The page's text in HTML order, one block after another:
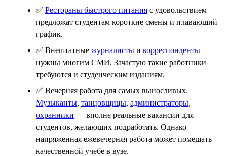
✅ Рестораны быстрого питания с удовольствием
предложат студентам короткие смены и плавающий
график.
✅ Внештатные журналисты и корреспонденты
нужны многим СМИ. Зачастую такие работники
требуются и студенческим изданиям.
✅ Вечерняя работа для самых выносливых.
Музыканты, танцовщицы, администраторы,
охранники — вполне реальные вакансии для
студентов, желающих подработать. Однако
напряженная ежевечерняя работа может помешать
качественной учебе в вузе.